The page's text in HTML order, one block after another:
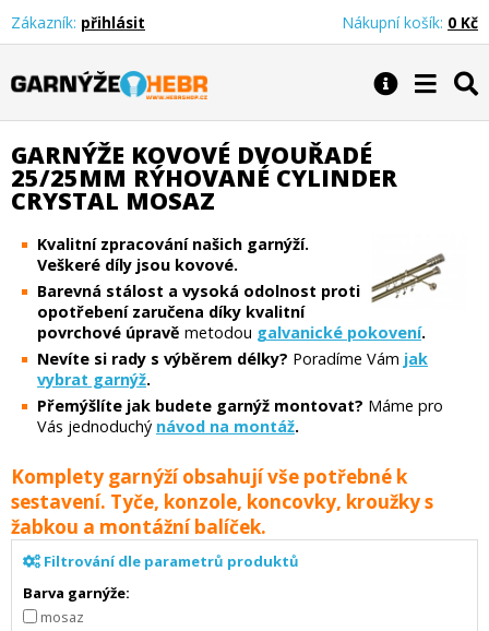
Garnýže Hebr
Zákazník: přihlásit Nákupní košík: 0 Kč
GARNÝŽE KOVOVÉ DVOUŘADÉ
25/25MM RÝHOVANÉ CYLINDER
CRYSTAL MOSAZ
Kvalitní zpracování našich garnýží.
Veškeré díly jsou kovové.
Barevná stálost a vysoká odolnost proti
opotřebení zaručena díky kvalitní
povrchové úpravě metodou galvanické pokovení.
Nevíte si rady s výběrem délky? Poradíme Vám jak
vybrat garnýž.
Přemýšlíte jak budete garnýž montovat? Máme pro
Vás jednoduchý návod na montáž.
Komplety garnýží obsahují vše potřebné k
sestavení. Tyče, konzole, koncovky, kroužky s
žabkou a montážní balíček.
Filtrování dle parametrů produktů
Barva garnýže:
mosaz